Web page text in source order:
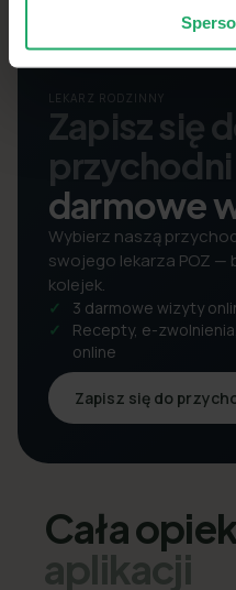
LEKARZ RODZINNY
Zapisz się
darmowe
Wybierz naszą
swojego lekarza POZ —
kolejek.
3 darmowe wizyty
Recepty, e-
online
Zapisz się do
Cała
aplikacji